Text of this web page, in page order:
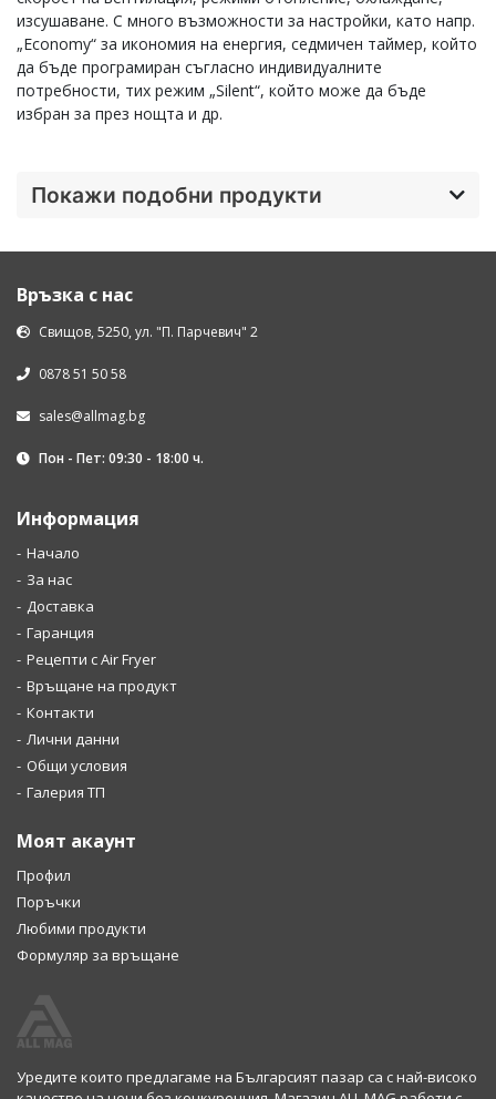
изсушаване. С много възможности за настройки, като напр.
„Economy“ за икономия на енергия, седмичен таймер, който
да бъде програмиран съгласно индивидуалните
потребности, тих режим „Silent“, който може да бъде
избран за през нощта и др.
Покажи подобни продукти
Връзка с нас
Свищов, 5250, ул. "П. Парчевич" 2
0878 51 50 58
sales@allmag.bg
Пон - Пет: 09:30 - 18:00 ч.
Информация
Начало
За нас
Доставка
Гаранция
Рецепти с Air Fryer
Връщане на продукт
Контакти
Лични данни
Общи условия
Галерия ТП
Моят акаунт
Профил
Поръчки
Любими продукти
Формуляр за връщане
Уредите които предлагаме на Българсият пазар са с най-високо